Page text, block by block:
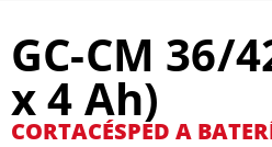
GC-CM 36/
x 4 Ah)
CORTACÉSPED A